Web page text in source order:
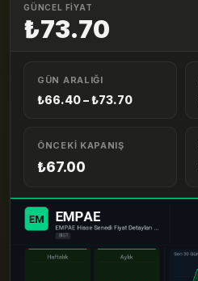
GÜNCEL FİYAT
₺73.70
GÜN ARALIĞI
₺66.40 – ₺73.70
ÖNCEKI KAPANIŞ
₺67.00